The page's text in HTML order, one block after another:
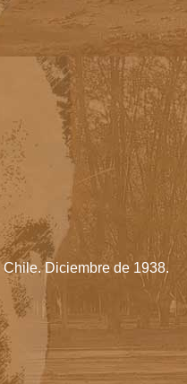
Diciembre de 1938.